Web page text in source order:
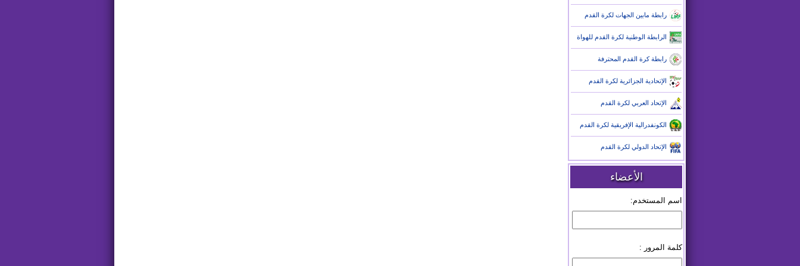
رابطة مابين الجهات لكرة القدم
الرابطة الوطنية لكرة القدم للهواة
رابطة كرة القدم المحترفة
الإتحادية الجزائرية لكرة القدم
الإتحاد العربي لكرة القدم
الكونفدرالية الإفريقية لكرة القدم
الإتحاد الدولي لكرة القدم
الأعضاء
اسم المستخدم:
كلمة المرور :